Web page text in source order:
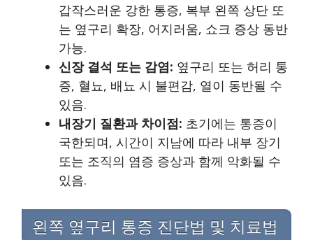
갑작스러운 강한 통증, 복부 왼쪽 상단 또
는 옆구리 확장, 어지러움, 쇼크 증상 동반
가능.
신장 결석 또는 감염: 옆구리 또는 허리 통
증, 혈뇨, 배뇨 시 불편감, 열이 동반될 수
있음.
내장기 질환과 차이점: 초기에는 통증이
국한되며, 시간이 지남에 따라 내부 장기
또는 조직의 염증 증상과 함께 악화될 수
있음.
왼쪽 옆구리 통증 진단법 및 치료법